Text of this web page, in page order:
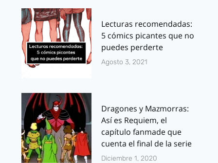
Lecturas recomendadas:
5 cómics picantes que no
puedes perderte
Agosto 3, 2021
Dragones y Mazmorras:
Así es Requiem, el
capítulo fanmade que
cuenta el final de la serie
Diciembre 1, 2020